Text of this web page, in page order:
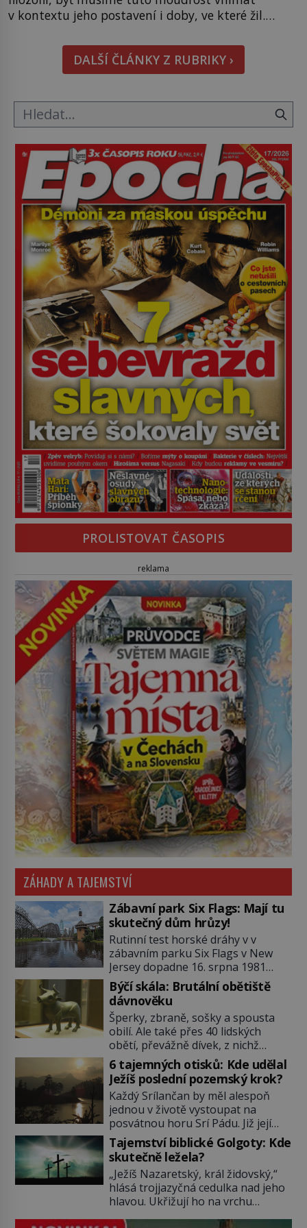
v kontextu jeho postavení i doby, ve které žil.
pravdu na padrť a prohlásit, že to byl jen životem
unavený a drogou ovládaný muž? Marcus Aurelius
byl zastáncem stoicismu, učení, […]
DALŠÍ ČLÁNKY Z RUBRIKY ›
PROLISTOVAT ČASOPIS
reklama
ZÁHADY A TAJEMSTVÍ
Zábavní park Six Flags: Mají tu
skutečný dům hrůzy!
Rutinní test horské dráhy v v
zábavním parku Six Flags v New
Jersey dopadne 16. srpna 1981
katastrofou. 20letý technik Scott
Tyler se zřítí na zem! Zranění jsou
neslučitelná se životem. „Nepoužil
bezpečnostní zábranu,“ osvětlí
smrtelnou nehodu tiskový mluvčí
parku a vyšetřovatelé mu dávají za
pravdu: „Atrakce je v pořádku.“ A
pak přijde srpen roku […]
Býčí skála: Brutální obětiště
dávnověku
Šperky, zbraně, sošky a spousta
obilí. Ale také přes 40 lidských
obětí, převážně dívek, z nichž
některým rozetnou hlavu a
useknou končetiny. To je slavný
halštatský pohřeb. V Evropě
nevídaný objev, který dodnes
neumíme vysvětlit… Jeho koníčkem
je „slepá jeskynní zvířena“, a díky
tomu, přestože je hlavně lékař,
objeví řadu nových organismů.
Jindřich Wankel (1821–1897) […]
6 tajemných otisků: Kde udělal
Ježíš poslední pozemský krok?
Každý Srílančan by měl alespoň
jednou v životě vystoupat na
posvátnou horu Srí Pádu. Již její
název nám v překladu prozradí
tajemství: Znamená „Svatá stopa“.
Zbývá se jen pohádat, čí že ta
stopa tedy vlastně je…? O její
důležitosti nám referuje již Marco
Polo (1254–1324). Není se co divit,
2243 metrů vysoká Srí Páda, kterou
Tajemství biblické Golgoty: Kde
skutečně ležela?
„Ježíš Nazaretský, král židovský,“
hlásá trojjazyčná cedulka nad jeho
hlavou. Ukřižují ho na vrchu